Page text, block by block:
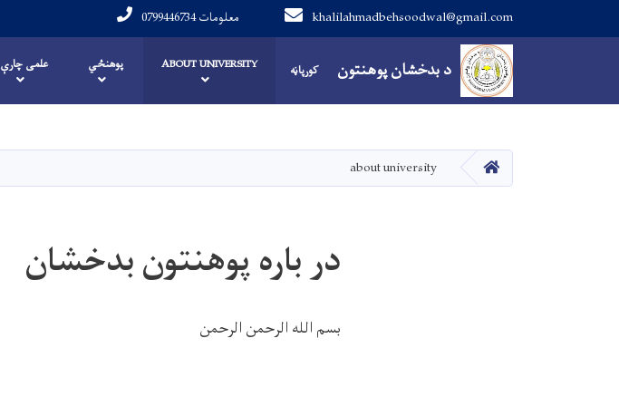
د بدخشان پوهنتون
khalilahmadbehsoodwal@gmail.com 0799446734 معلومات
Main navigation
د بدخشان پوهنتون کورپاڼه ABOUT UNIVERSITY پوهنځي علمی چارې
کور about university
در باره پوهنتون بدخشان
بسم الله الرحمن الرحمن